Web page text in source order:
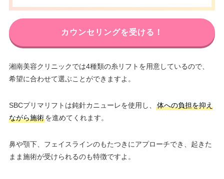
カウンセリングを受ける！
湘南美容クリニックでは4種類の糸リフトを用意しているので、
希望に合わせて選ぶことができますよ。
SBCプリマリフトは鈍針カニューレを使用し、
体への負担を抑え
ながら施術を進めてくれます。
鼻や顎下、フェイスラインのもたつきにアプローチでき、起きた
まま施術が受けられるのも特徴ですよ。